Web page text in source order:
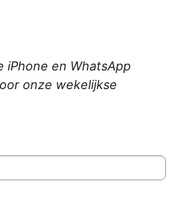
iPhone en WhatsApp
onze wekelijkse